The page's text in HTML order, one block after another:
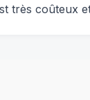
très coûteux